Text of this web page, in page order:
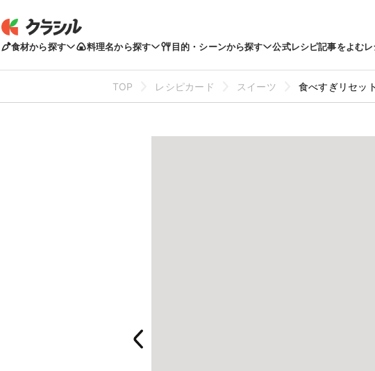
食材から探す 料理名から探す 目的・シーンから探す 公式レシピ記事をよむレ
TOP レシピカード スイーツ 食べすぎリセッ